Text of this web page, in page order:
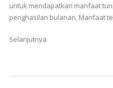
untuk mendapatkan manfaat
penghasilan bulanan. Manfaat
Selanjutnya